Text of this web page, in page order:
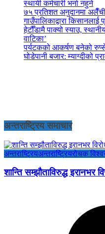
स्थायी कर्मचारी भर्ना नहुने
७५ प्रतिशत अनुदानमा
गाउँपालिकाद्वारा किसानलाई
हेटौँडामै पाक्यो स्याउ,
वाटिका’
पर्यटकको आकर्षण बनेको रुप्से
घोडेपानी बजार: म्याग्दीको
अन्तराष्ट्रिय समाचार
अन्तराष्ट्रियअन्तराष्ट्रियरोचक विश्व
शान्ति सम्झौताविरुद्ध इरानभर